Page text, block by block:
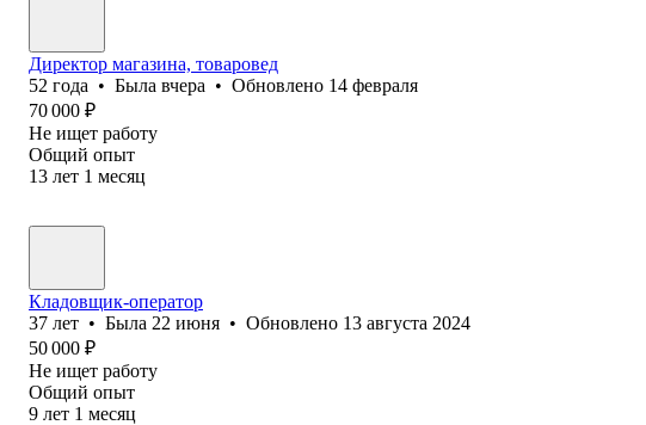
Директор магазина, товаровед
52 года • Была вчера • Обновлено 14 февраля
70 000 ₽
Не ищет работу
Общий опыт
13 лет 1 месяц
Кладовщик-оператор
37 лет • Была 22 июня • Обновлено 13 августа 2024
50 000 ₽
Не ищет работу
Общий опыт
9 лет 1 месяц